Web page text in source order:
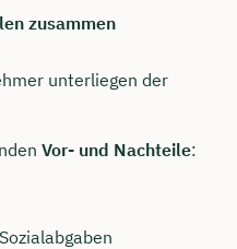
zusammen
unterliegen der
Vor- und Nachteile: